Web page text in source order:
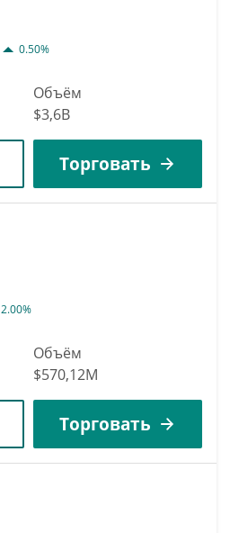
0.50%
Объём
$3,6B
Торговать
2.00%
Объём
$570,12M
Торговать